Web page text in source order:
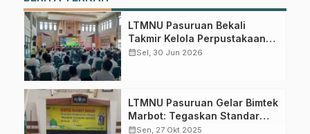
LTMNU Pasuruan Bekali
Takmir Kelola Perpustakaan
Masjid
calendar_monthSel, 30 Jun 2026
LTMNU Pasuruan Gelar Bimtek
Marbot: Tegaskan Standar
Kebersihan Masjid Sesuai
calendar_monthSen, 27 Okt 2025